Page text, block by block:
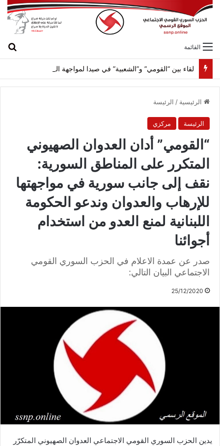
القائمة
الرئيسية / الرئيسة
الرئيسة مركزي
“القومي” أدان العدوان الصهيوني
المتكرر على المناطق السورية:
نقف إلى جانب سورية في مواجهتها
للإرهاب والعدوان وندعو الحكومة
اللبنانية لمنع العدو من استخدام
أجوائنا
صدر عن عمدة الاعلام في الحزب السوري القومي
الاجتماعي البيان التالي:
25/12/2020
يدين الحزب السوري القومي الاجتماعي العدوان الصهيوني المتكرّر